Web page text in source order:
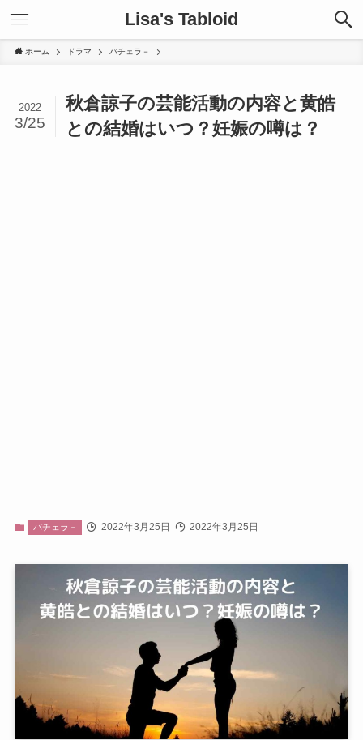
Lisa's Tabloid
ホーム ドラマ バチェラ－
秋倉諒子の芸能活動の内容と黄皓
との結婚はいつ？妊娠の噂は？
2022
3/25
バチェラ－ 2022年3月25日 2022年3月25日